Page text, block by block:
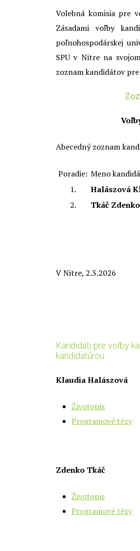
Volebná komisia pre
Zásadami voľby
poľnohospodárskej
SPU v Nitre na
zoznam kandidátov
Abecedný zoznam
Poradie: Meno
1.
Halászová
2.
Tkáč
V Nitre, 2.3.2026
Kandidáti pre voľby
kandidatúrou:
Klaudia Halászová
Životopis
Programové tézy
Zdenko Tkáč
Životopis
Programové tézy